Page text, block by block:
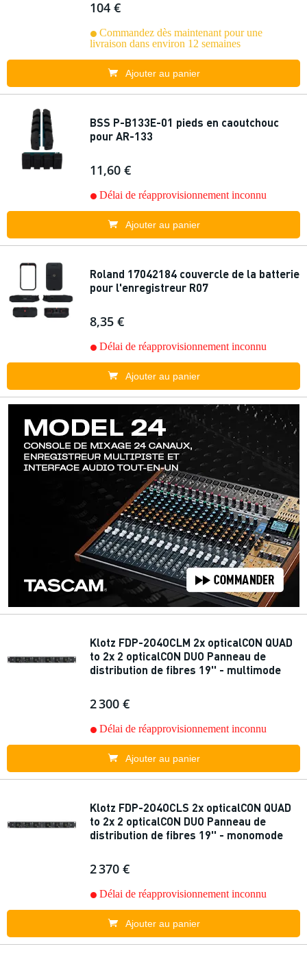
104 €
Commandez dès maintenant pour une
livraison dans environ 12 semaines
Ajouter au panier
BSS P-B133E-01 pieds en caoutchouc
pour AR-133
11,60 €
Délai de réapprovisionnement inconnu
Ajouter au panier
Roland 17042184 couvercle de la batterie
pour l'enregistreur R07
8,35 €
Délai de réapprovisionnement inconnu
Ajouter au panier
Klotz FDP-2O4OCLM 2x opticalCON QUAD
to 2x 2 opticalCON DUO Panneau de
distribution de fibres 19'' - multimode
2 300 €
Délai de réapprovisionnement inconnu
Ajouter au panier
Klotz FDP-2O4OCLS 2x opticalCON QUAD
to 2x 2 opticalCON DUO Panneau de
distribution de fibres 19'' - monomode
2 370 €
Délai de réapprovisionnement inconnu
Ajouter au panier